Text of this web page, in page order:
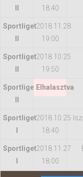
18:40
Sportliget2018.11.28
19:00
Sportliget2018.10.25
19:50
Sportliget Elhalasztva
Sportliget2018.10.25
18:40
Sportliget2018.11.27
18:00